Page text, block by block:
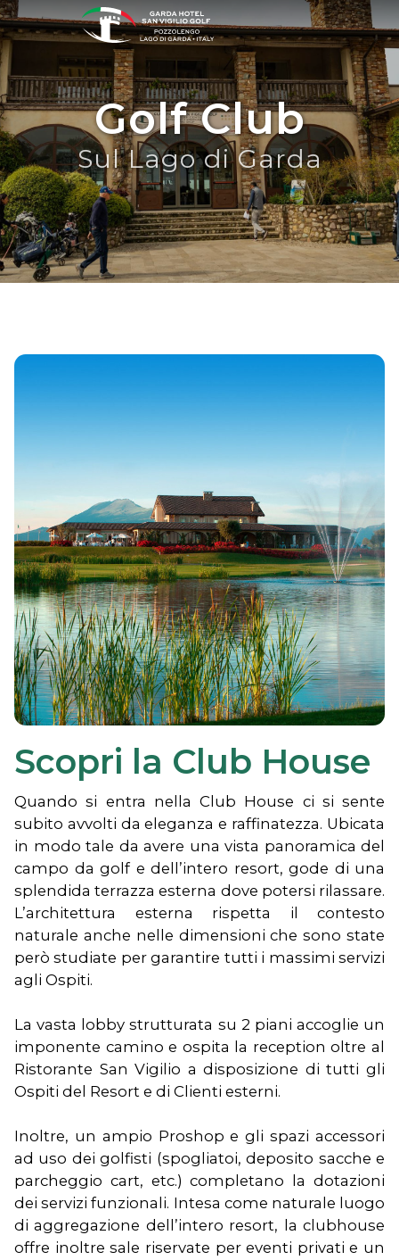
Golf Club
Sul Lago di Garda
Scopri la Club House
Quando si entra nella Club House ci si sente
subito avvolti da eleganza e raffinatezza. Ubicata
in modo tale da avere una vista panoramica del
campo da golf e dell’intero resort, gode di una
splendida terrazza esterna dove potersi rilassare.
L’architettura esterna rispetta il contesto
naturale anche nelle dimensioni che sono state
però studiate per garantire tutti i massimi servizi
agli Ospiti.
La vasta lobby strutturata su 2 piani accoglie un
imponente camino e ospita la reception oltre al
Ristorante San Vigilio a disposizione di tutti gli
Ospiti del Resort e di Clienti esterni.
Inoltre, un ampio Proshop e gli spazi accessori
ad uso dei golfisti (spogliatoi, deposito sacche e
parcheggio cart, etc.) completano la dotazioni
dei servizi funzionali. Intesa come naturale luogo
di aggregazione dell’intero resort, la clubhouse
offre inoltre sale riservate per eventi privati e un